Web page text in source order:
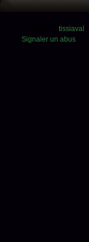
tissiaval
Signaler un abus